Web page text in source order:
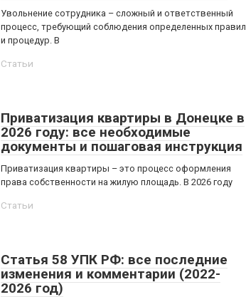
Увольнение сотрудника – сложный и ответственный
процесс, требующий соблюдения определенных правил
и процедур. В
Статьи
Приватизация квартиры в Донецке в
2026 году: все необходимые
документы и пошаговая инструкция
Приватизация квартиры – это процесс оформления
права собственности на жилую площадь. В 2026 году
Статьи
Статья 58 УПК РФ: все последние
изменения и комментарии (2022-
2026 год)